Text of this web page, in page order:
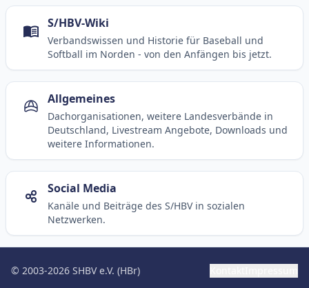
S/HBV-Wiki
Verbandswissen und Historie für Baseball und
Softball im Norden - von den Anfängen bis jetzt.
Allgemeines
Dachorganisationen, weitere Landesverbände in
Deutschland, Livestream Angebote, Downloads und
weitere Informationen.
Social Media
Kanäle und Beiträge des S/HBV in sozialen
Netzwerken.
© 2003-2026 SHBV e.V. (HBr)